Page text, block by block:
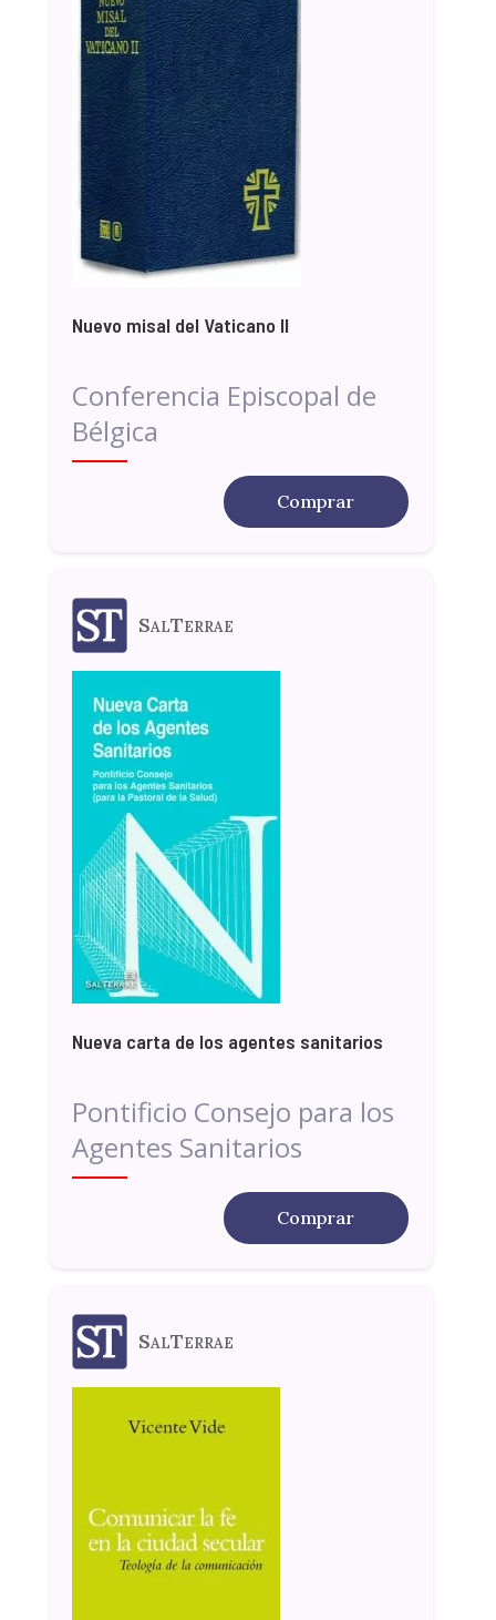
Nuevo misal del Vaticano II
Conferencia Episcopal de
Bélgica
Comprar
SalTerrae
Nueva carta de los agentes sanitarios
Pontificio Consejo para los
Agentes Sanitarios
Comprar
SalTerrae